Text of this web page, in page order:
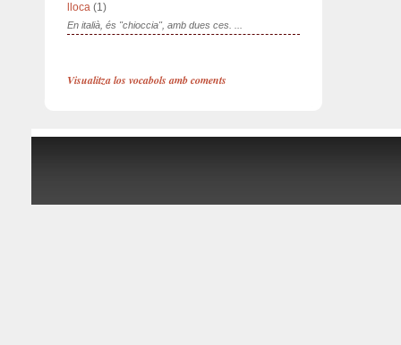
lloca (1)
En italià, és "chioccia", amb dues ces. ...
Visualitza los vocabols amb coments